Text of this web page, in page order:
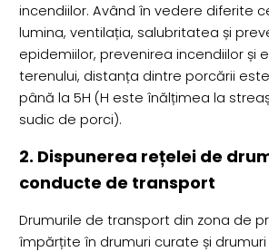
incendiilor. Având în vedere diferite
lumina, ventilația, salubritatea și
epidemiilor, prevenirea incendiilor și
terenului, distanța dintre porcării
până la 5H (H este înălțimea la
sudic de porci).
2. Dispunerea rețelei de
conducte de transport
Drumurile de transport din zona de
împărțite în drumuri curate și